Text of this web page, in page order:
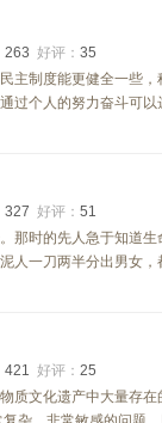
263 好评： 35
主制度能更健全一些
过个人的努力奋斗可
327 好评： 51
那时的先人急于知道
人一刀两半分出男女
421 好评： 25
质文化遗产中大量存